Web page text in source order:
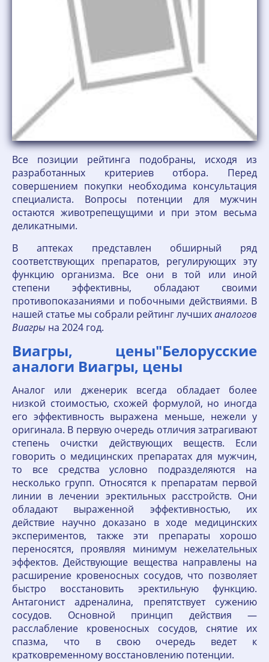
Все позиции рейтинга подобраны, исходя из
разработанных критериев отбора. Перед
совершением покупки необходима консультация
специалиста. Вопросы потенции для мужчин
остаются животрепещущими и при этом весьма
деликатными.
В аптеках представлен обширный ряд
соответствующих препаратов, регулирующих эту
функцию организма. Все они в той или иной
степени эффективны, обладают своими
противопоказаниями и побочными действиями. В
нашей статье мы собрали рейтинг лучшиханалогов
Виагры на 2024 год.
Виагры, цены"Белорусские
аналоги Виагры, цены
Аналог или дженерик всегда обладает более
низкой стоимостью, схожей формулой, но иногда
его эффективность выражена меньше, нежели у
оригинала. В первую очередь отличия затрагивают
степень очистки действующих веществ. Если
говорить о медицинских препаратах для мужчин,
то все средства условно подразделяются на
несколько групп. Относятся к препаратам первой
линии в лечении эректильных расстройств. Они
обладают выраженной эффективностью, их
действие научно доказано в ходе медицинских
экспериментов, также эти препараты хорошо
переносятся, проявляя минимум нежелательных
эффектов. Действующие вещества направлены на
расширение кровеносных сосудов, что позволяет
быстро восстановить эректильную функцию.
Антагонист адреналина, препятствует сужению
сосудов. Основной принцип действия —
расслабление кровеносных сосудов, снятие их
спазма, что в свою очередь ведет к
кратковременному восстановлению потенции.